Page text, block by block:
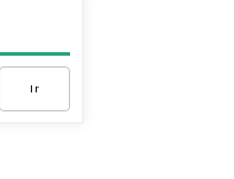
Ir